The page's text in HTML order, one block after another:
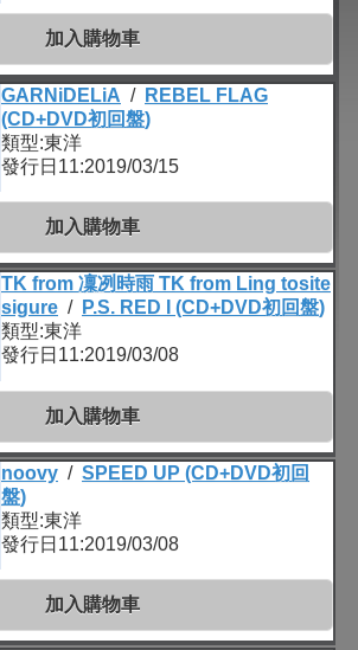
加入購物車
GARNiDELiA / REBEL FLAG
(CD+DVD初回盤)
類型:東洋
發行日11:2019/03/15
加入購物車
TK from 凜冽時雨 TK from Ling tosite
sigure / P.S. RED I (CD+DVD初回盤)
類型:東洋
發行日11:2019/03/08
加入購物車
noovy / SPEED UP (CD+DVD初回
盤)
類型:東洋
發行日11:2019/03/08
加入購物車